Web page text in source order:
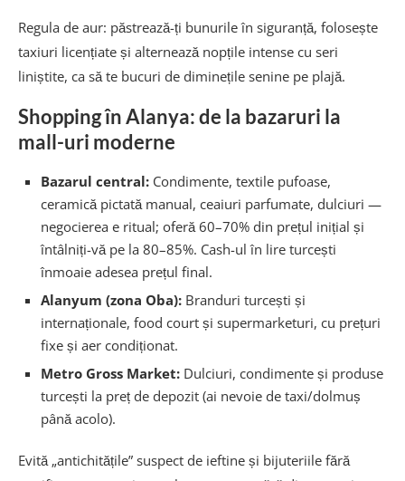
Regula de aur: păstrează-ți bunurile în siguranță, folosește
taxiuri licențiate și alternează nopțile intense cu seri
liniștite, ca să te bucuri de diminețile senine pe plajă.
Shopping în Alanya: de la bazaruri la
mall-uri moderne
Bazarul central: Condimente, textile pufoase,
ceramică pictată manual, ceaiuri parfumate, dulciuri —
negocierea e ritual; oferă 60–70% din prețul inițial și
întâlniți-vă pe la 80–85%. Cash-ul în lire turcești
înmoaie adesea prețul final.
Alanyum (zona Oba): Branduri turcești și
internaționale, food court și supermarketuri, cu prețuri
fixe și aer condiționat.
Metro Gross Market: Dulciuri, condimente și produse
turcești la preț de depozit (ai nevoie de taxi/dolmuș
până acolo).
Evită „antichitățile” suspect de ieftine și bijuteriile fără